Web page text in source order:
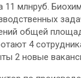
11 млнруб.
общей
4
2 новые